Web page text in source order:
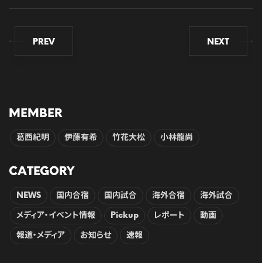
PREV NEXT
MEMBER
葛西紀明 伊藤有希 竹花大松 小林龍尚
CATEGORY
NEWS 国内合宿 国内試合 海外合宿 海外試合
メディア・イベント情報 Pickup レポート 動画
報道・メディア お知らせ 速報